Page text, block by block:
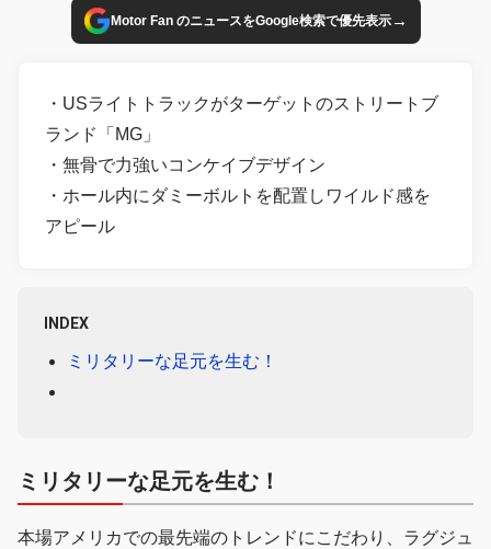
Motor Fan のニュースをGoogle検索で優先表示→
・USライトトラックがターゲットのストリートブ
ランド「MG」
・無骨で力強いコンケイブデザイン
・ホール内にダミーボルトを配置しワイルド感を
アピール
INDEX
ミリタリーな足元を生む！
ミリタリーな足元を生む！
本場アメリカでの最先端のトレンドにこだわり、ラグジュ